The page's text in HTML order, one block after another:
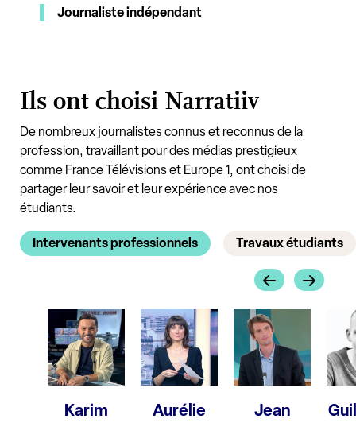
Journaliste indépendant
Ils ont choisi Narratiiv
De nombreux journalistes connus et reconnus de la
profession, travaillant pour des médias prestigieux
comme France Télévisions et Europe 1, ont choisi de
partager leur savoir et leur expérience avec nos
étudiants.
Intervenants professionnels Travaux étudiants
Karim
Aurélie
Jean